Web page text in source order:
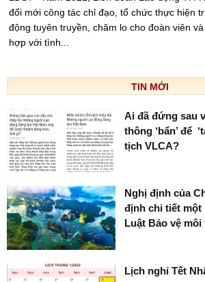
đổi mới công tác chỉ đạo, tổ chức thực hiện
động tuyên truyền, chăm lo cho đoàn viên
hợp với tình...
TIN MỚI
Ai đã đứng sau
thông ‘bẩn’ để
tịch VLCA?
Nghị định của
định chi tiết một
Luật Bảo vệ
Lịch nghỉ Tết